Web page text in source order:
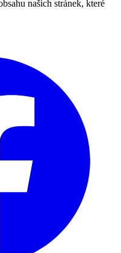
našich stránek, které